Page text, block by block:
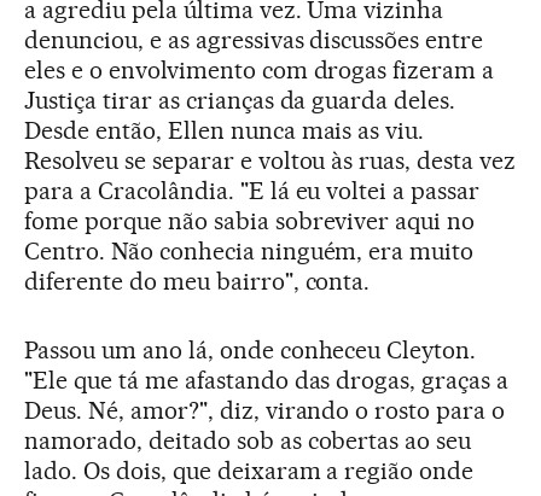
a agrediu pela última vez. Uma vizinha
denunciou, e as agressivas discussões entre
eles e o envolvimento com drogas fizeram a
Justiça tirar as crianças da guarda deles.
Desde então, Ellen nunca mais as viu.
Resolveu se separar e voltou às ruas, desta vez
para a Cracolândia. "E lá eu voltei a passar
fome porque não sabia sobreviver aqui no
Centro. Não conhecia ninguém, era muito
diferente do meu bairro", conta.
Passou um ano lá, onde conheceu Cleyton.
"Ele que tá me afastando das drogas, graças a
Deus. Né, amor?", diz, virando o rosto para o
namorado, deitado sob as cobertas ao seu
lado. Os dois, que deixaram a região onde